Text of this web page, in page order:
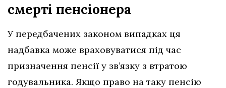
смерті пенсіонера
У передбачених законом випадках ця
надбавка може враховуватися під час
призначення пенсії у зв’язку з втратою
годувальника. Якщо право на таку пенсію